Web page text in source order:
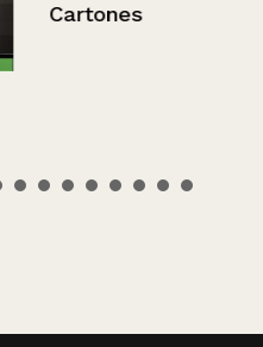
Cartones